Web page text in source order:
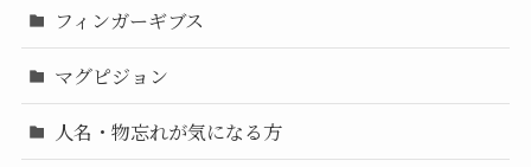
フィンガーギブス
マグピジョン
人名・物忘れが気になる方